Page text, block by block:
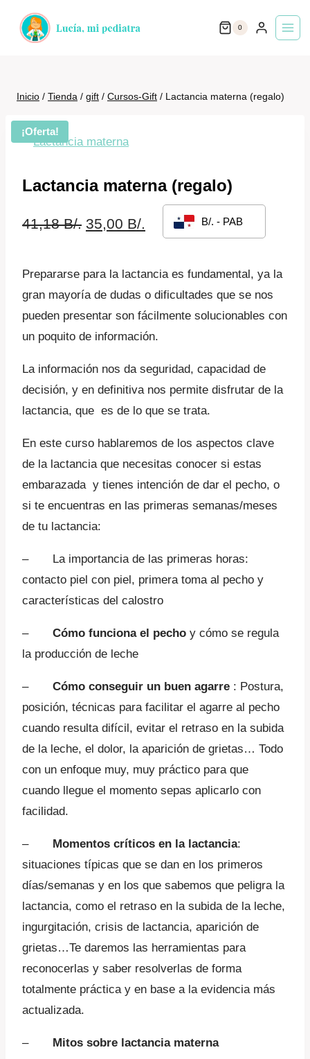
0
Inicio / Tienda / gift / Cursos-Gift / Lactancia materna (regalo)
¡Oferta!
Lactancia materna (regalo)
41,18B/. El
original
era:
41,18 B/..
35,00 B/.
actual
es:
35,00 B/..
B/. - PAB
Prepararse para la lactancia es fundamental, ya la
gran mayoría de dudas o dificultades que se nos
pueden presentar son fácilmente solucionables con
un poquito de información.
La información nos da seguridad, capacidad de
decisión, y en definitiva nos permite disfrutar de la
lactancia, que es de lo que se trata.
En este curso hablaremos de los aspectos clave
de la lactancia que necesitas conocer si estas
embarazada y tienes intención de dar el pecho, o
si te encuentras en las primeras semanas/meses
de tu lactancia:
– La importancia de las primeras horas:
contacto piel con piel, primera toma al pecho y
características del calostro
– Cómo funciona el pecho y cómo se regula
la producción de leche
– Cómo conseguir un buen agarre : Postura,
posición, técnicas para facilitar el agarre al pecho
cuando resulta difícil, evitar el retraso en la subida
de la leche, el dolor, la aparición de grietas… Todo
con un enfoque muy, muy práctico para que
cuando llegue el momento sepas aplicarlo con
facilidad.
– Momentos críticos en la lactancia:
situaciones típicas que se dan en los primeros
días/semanas y en los que sabemos que peligra la
lactancia, como el retraso en la subida de la leche,
ingurgitación, crisis de lactancia, aparición de
grietas…Te daremos las herramientas para
reconocerlas y saber resolverlas de forma
totalmente práctica y en base a la evidencia más
actualizada.
– Mitos sobre lactancia materna